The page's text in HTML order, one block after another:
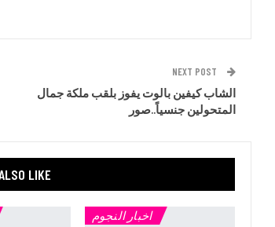
NEXT POST
الشاب كيفين بالوت يفوز بلقب ملكة جمال
المتحولين جنسياً..صور
LIKE
اخبار النجوم